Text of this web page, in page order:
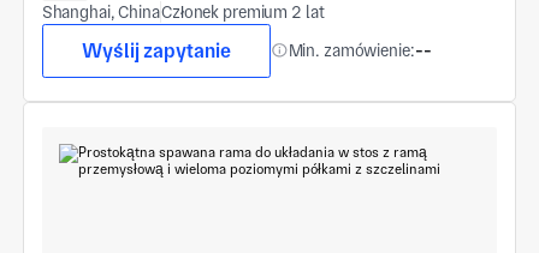
Shanghai, ChinaCzłonek premium 2 lat
Wyślij zapytanie Min. zamówienie:--